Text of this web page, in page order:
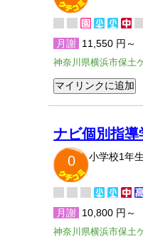
月謝 11,550 円～
神奈川県横浜市保土
ナビ個別指
0
小学校1年
月謝 10,800 円～
神奈川県横浜市保土